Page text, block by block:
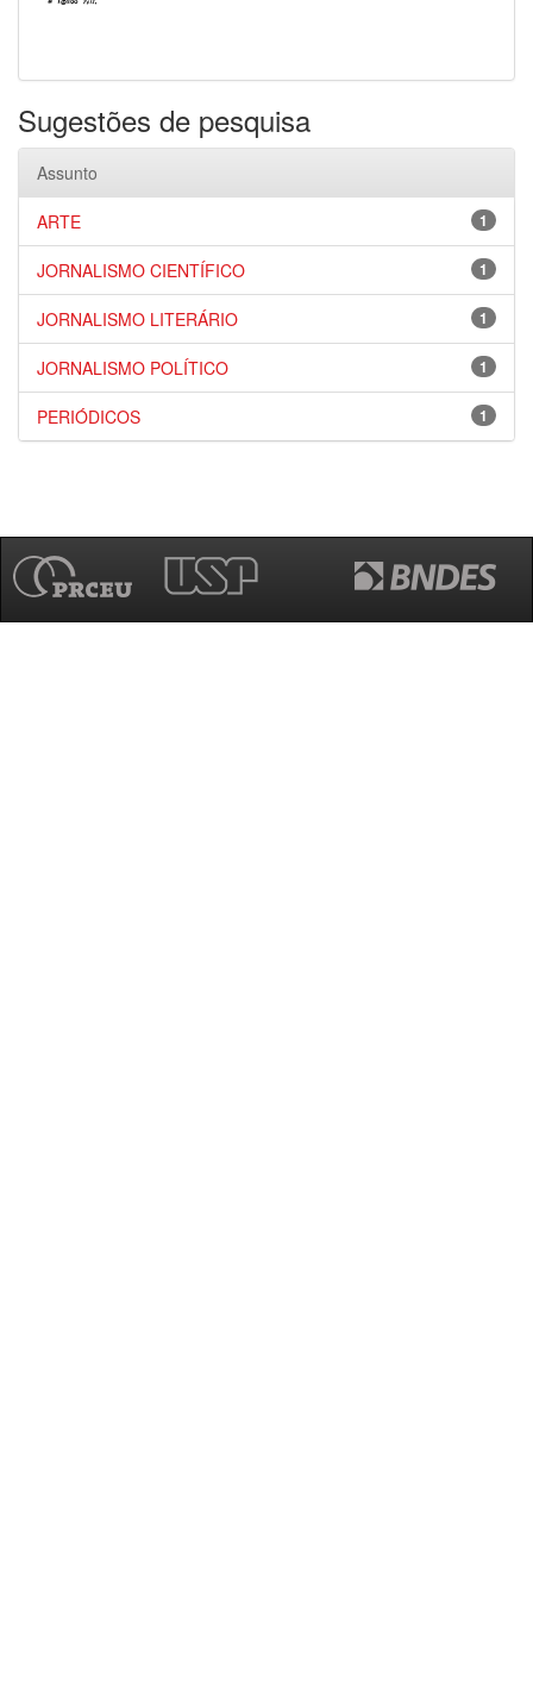
Sugestões de pesquisa
Assunto
1
ARTE
1
JORNALISMO CIENTÍFICO
1
JORNALISMO LITERÁRIO
1
JORNALISMO POLÍTICO
1
PERIÓDICOS